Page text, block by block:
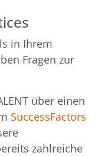
in Ihrem
Fragen zur
über einen
SuccessFactors
zahlreiche